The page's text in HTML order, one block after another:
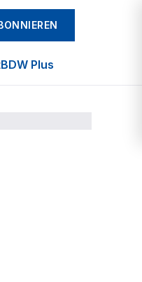
BDW Plus